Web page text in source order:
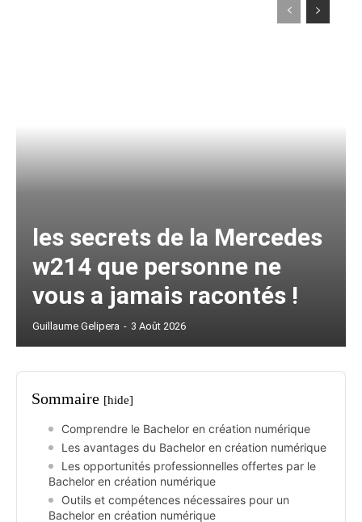
les secrets de la Mercedes
w214 que personne ne
vous a jamais racontés !
Guillaume Gelipera - 3 Août 2026
Sommaire [hide]
Comprendre le Bachelor en création numérique
Les avantages du Bachelor en création numérique
Les opportunités professionnelles offertes par le
Bachelor en création numérique
Outils et compétences nécessaires pour un
Bachelor en création numérique